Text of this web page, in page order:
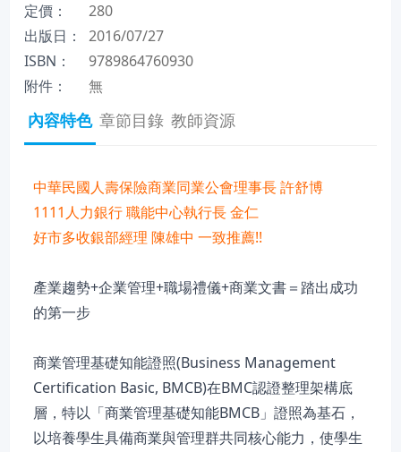
定價：
280
出版日：
2016/07/27
ISBN：
9789864760930
附件：
無
內容特色 章節目錄 教師資源
中華民國人壽保險商業同業公會理事長 許舒博
1111人力銀行 職能中心執行長 金仁
好市多收銀部經理 陳雄中 一致推薦!!
產業趨勢+企業管理+職場禮儀+商業文書＝踏出成功
的第一步
商業管理基礎知能證照(Business Management
Certification Basic, BMCB)在BMC認證整理架構底
層，特以「商業管理基礎知能BMCB」證照為基石，
以培養學生具備商業與管理群共同核心能力，使學生